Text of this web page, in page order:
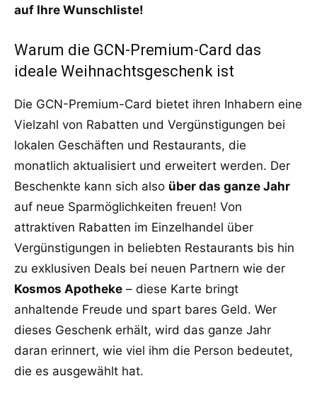
auf Ihre Wunschliste!
Warum die GCN-Premium-Card das
ideale Weihnachtsgeschenk ist
Die GCN-Premium-Card bietet ihren Inhabern eine
Vielzahl von Rabatten und Vergünstigungen bei
lokalen Geschäften und Restaurants, die
monatlich aktualisiert und erweitert werden. Der
Beschenkte kann sich also über das ganze Jahr
auf neue Sparmöglichkeiten freuen! Von
attraktiven Rabatten im Einzelhandel über
Vergünstigungen in beliebten Restaurants bis hin
zu exklusiven Deals bei neuen Partnern wie der
Kosmos Apotheke – diese Karte bringt
anhaltende Freude und spart bares Geld. Wer
dieses Geschenk erhält, wird das ganze Jahr
daran erinnert, wie viel ihm die Person bedeutet,
die es ausgewählt hat.